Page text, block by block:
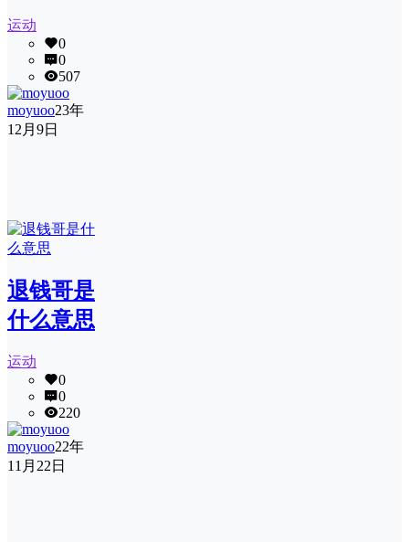
运动
0
0
507
moyuoo23年
12月9日
退钱哥是
什么意思
运动
0
0
220
moyuoo22年
11月22日